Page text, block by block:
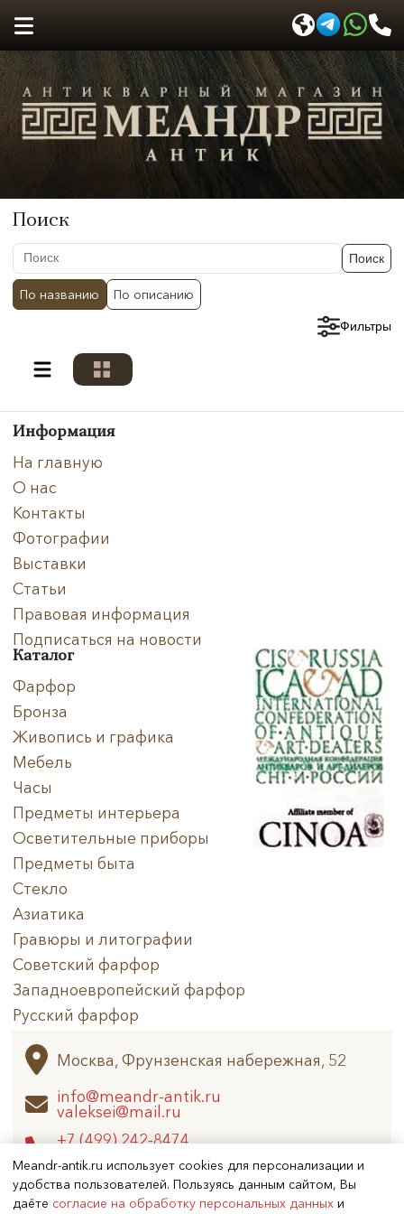
Поиск
Поиск
По названию По описанию
Фильтры
Разделы
Направление
Век
Страна
Цена
Тип
Автор
Стиль
Формат
Техника
Материал
Meandr-antik.ru использует cookies для персонализации и
удобства пользователей. Пользуясь данным сайтом, Вы
даёте согласие на обработку персональных данных и
Информация
На главную
О нас
Контакты
Фотографии
Выставки
Статьи
Правовая информация
Подписаться на новости
Каталог
Фарфор
Бронза
Живопись и графика
Мебель
Часы
Предметы интерьера
Осветительные приборы
Предметы быта
Стекло
Азиатика
Гравюры и литографии
Советский фарфор
Западноевропейский фарфор
Русский фарфор
Архив
Москва, Фрунзенская набережная, 52
info@meandr-antik.ru
valeksei@mail.ru
+7 (499) 242-8474
+7 (925) 506-6926
Не является публичной офертой